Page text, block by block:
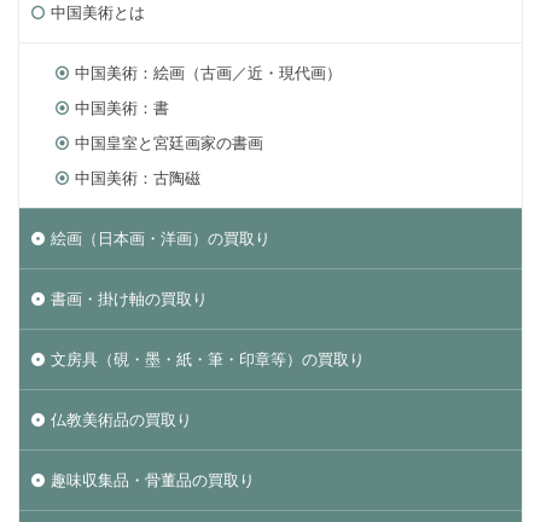
中国美術とは
中国美術：絵画（古画／近・現代画）
中国美術：書
中国皇室と宮廷画家の書画
中国美術：古陶磁
絵画（日本画・洋画）の買取り
書画・掛け軸の買取り
文房具（硯・墨・紙・筆・印章等）の買取り
仏教美術品の買取り
趣味収集品・骨董品の買取り